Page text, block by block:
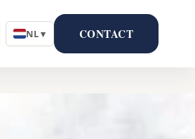
NL ▾ CONTACT